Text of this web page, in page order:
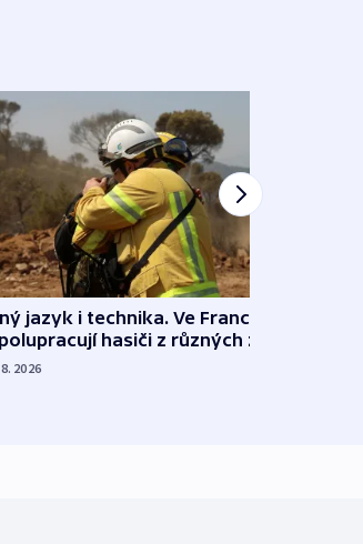
jazyk i technika. Ve Francii
hasiči z různých zemí
2026